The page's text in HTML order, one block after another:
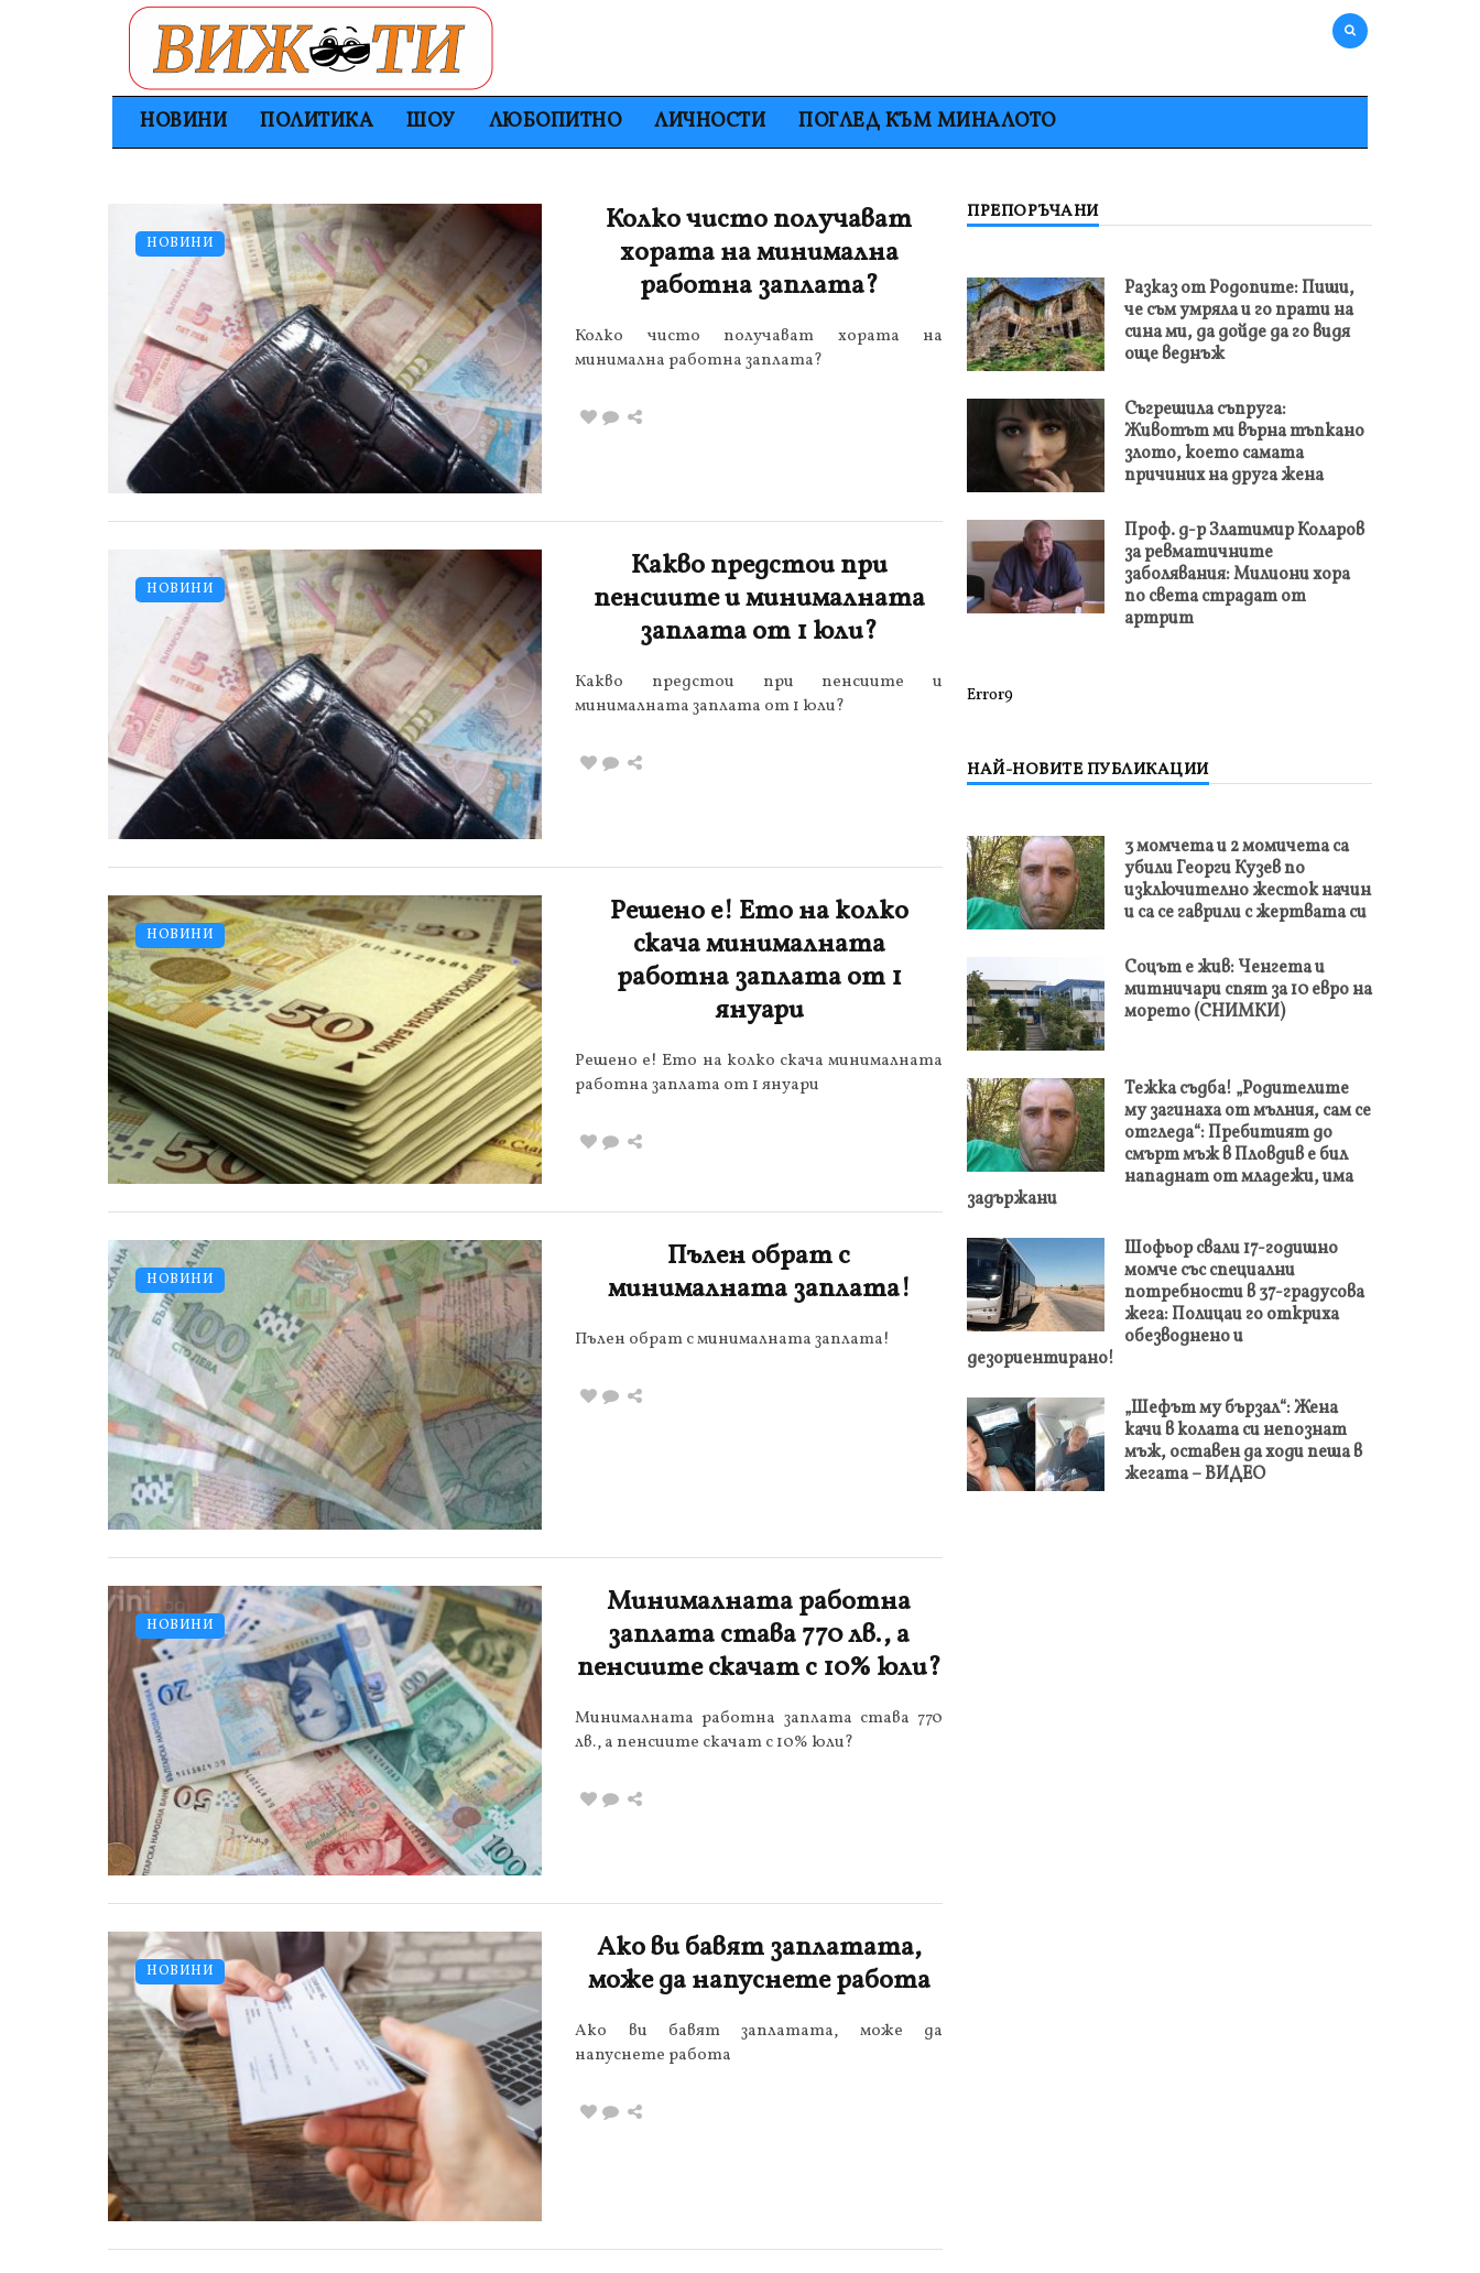
НОВИНИ ПОЛИТИКА ШОУ ЛЮБОПИТНО ЛИЧНОСТИ ПОГЛЕД КЪМ МИНАЛОТО
НОВИНИ
Колко чисто получават
хората на минимална
работна заплата?
Колко чисто получават хората на
минимална работна заплата?
НОВИНИ
Какво предстои при
пенсиите и минималната
заплата от 1 юли?
Какво предстои при пенсиите и
минималната заплата от 1 юли?
НОВИНИ
Решено е! Ето на колко
скача минималната
работна заплата от 1
януари
Решено е! Ето на колко скача минималната
работна заплата от 1 януари
НОВИНИ
Пълен обрат с
минималната заплата!
Пълен обрат с минималната заплата!
НОВИНИ
Минималната работна
заплата става 770 лв., а
пенсиите скачат с 10% юли?
Минималната работна заплата става 770
лв., а пенсиите скачат с 10% юли?
НОВИНИ
Ако ви бавят заплатата,
може да напуснете работа
Ако ви бавят заплатата, може да
напуснете работа
ПРЕПОРЪЧАНИ
Разказ от Родопите: Пиши,
че съм умряла и го прати на
сина ми, да дойде да го видя
още веднъж
Съгрешила съпруга:
Животът ми върна тъпкано
злото, което самата
причиних на друга жена
Проф. д-р Златимир Коларов
за ревматичните
заболявания: Милиони хора
по света страдат от
артрит
Error9
НАЙ-НОВИТЕ ПУБЛИКАЦИИ
3 момчета и 2 момичета са
убили Георги Кузев по
изключително жесток начин
и са се гаврили с жертвата си
Соцът е жив: Ченгета и
митничари спят за 10 евро на
морето (СНИМКИ)
Тежка съдба! „Родителите
му загинаха от мълния, сам се
отгледа“: Пребитият до
смърт мъж в Пловдив е бил
нападнат от младежи, има
задържани
Шофьор свали 17-годишно
момче със специални
потребности в 37-градусова
жега: Полицаи го откриха
обезводнено и
дезориентирано!
„Шефът му бързал“: Жена
качи в колата си непознат
мъж, оставен да ходи пеша в
жегата – ВИДЕО